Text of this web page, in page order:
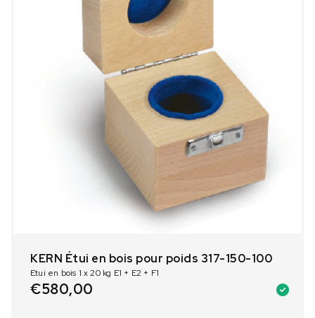
KERN Étui en bois pour poids 317-150-100
Etui en bois 1 x 20 kg E1 + E2 + F1
€580,00